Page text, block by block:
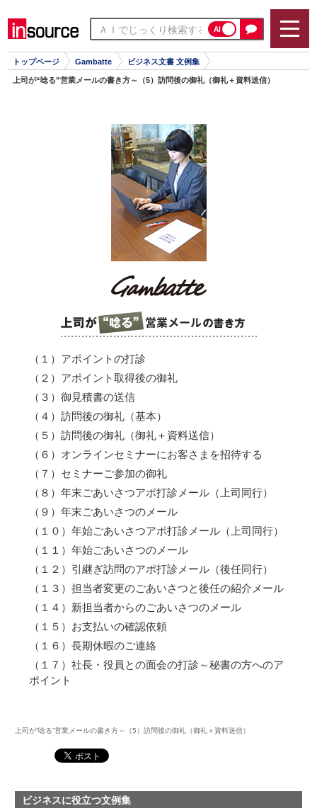
AI
トップページ Gambatte ビジネス文書 文例集
上司が“唸る”営業メールの書き方～（5）訪問後の御礼（御礼＋資料送信）
（１）アポイントの打診
（２）アポイント取得後の御礼
（３）御見積書の送信
（４）訪問後の御礼（基本）
（５）訪問後の御礼（御礼＋資料送信）
（６）オンラインセミナーにお客さまを招待する
（７）セミナーご参加の御礼
（８）年末ごあいさつアポ打診メール（上司同行）
（９）年末ごあいさつのメール
（１０）年始ごあいさつアポ打診メール（上司同行）
（１１）年始ごあいさつのメール
（１２）引継ぎ訪問のアポ打診メール（後任同行）
（１３）担当者変更のごあいさつと後任の紹介メール
（１４）新担当者からのごあいさつのメール
（１５）お支払いの確認依頼
（１６）長期休暇のご連絡
（１７）社長・役員との面会の打診～秘書の方へのア
ポイント
上司が“唸る”営業メールの書き方～（5）訪問後の御礼（御礼＋資料送信）
ビジネスに役立つ文例集